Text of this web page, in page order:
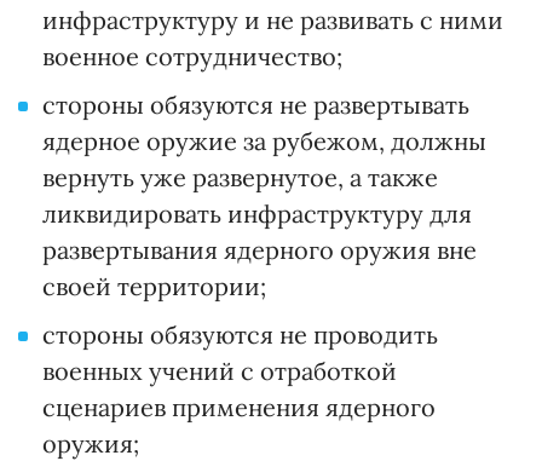
инфраструктуру и не развивать с ними
военное сотрудничество;
стороны обязуются не развертывать
ядерное оружие за рубежом, должны
вернуть уже развернутое, а также
ликвидировать инфраструктуру для
развертывания ядерного оружия вне
своей территории;
стороны обязуются не проводить
военных учений с отработкой
сценариев применения ядерного
оружия;